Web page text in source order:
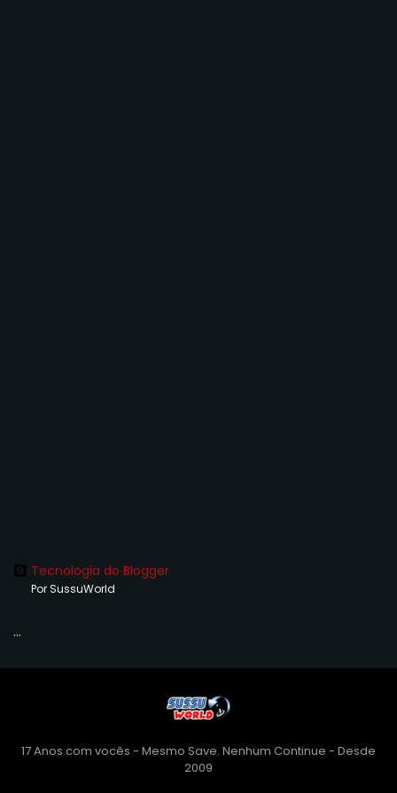
Tecnologia do Blogger
Por SussuWorld
...
17 Anos com vocês - Mesmo Save. Nenhum Continue - Desde
2009